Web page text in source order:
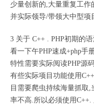
少量创新的,大量重复工作
并实际领导/带领大中型项
3 关于 C++ . PHP初期的
看一下午PHP速成+php手
特性需要实际阅读PHP源
有些实际项目功能使用
目需要爬虫持续海量抓取
率不高.所以必须使用